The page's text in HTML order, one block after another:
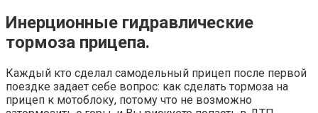
Инерционные гидравлические
тормоза прицепа.
Каждый кто сделал самодельный прицеп после первой
поездке задает себе вопрос: как сделать тормоза на
прицеп к мотоблоку, потому что не возможно